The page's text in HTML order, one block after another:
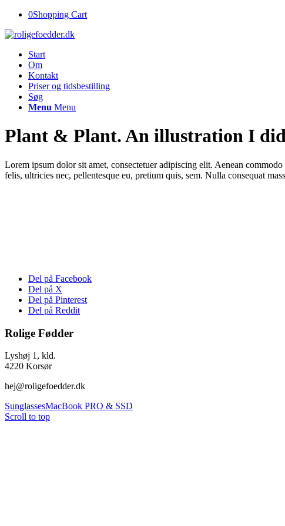
0Shopping Cart
Start
Om
Kontakt
Priser og tidsbestilling
Søg
Menu Menu
Plant & Plant. An illustration I
Lorem ipsum dolor sit amet, consectetuer adipiscing elit. Aenean
felis, ultricies nec, pellentesque eu, pretium quis, sem. Nulla consequat
Del på Facebook
Del på X
Del på Pinterest
Del på Reddit
Rolige Fødder
Lyshøj 1, kld.
4220 Korsør
hej@roligefoedder.dk
SunglassesMacBook PRO & SSD
Scroll to top